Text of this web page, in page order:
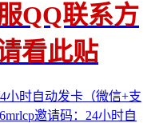
QQ联系方
看此贴
小时自动发卡（微信+支
邀请码：24小时自